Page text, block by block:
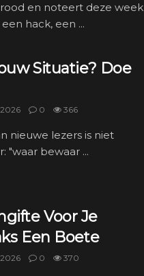
rood en noteert deze week
hack, een ...
Situatie? Doe
0 366
nieuwe lezers is niet
"waar bewaar ...
Voor Je
Een Boete
0 370